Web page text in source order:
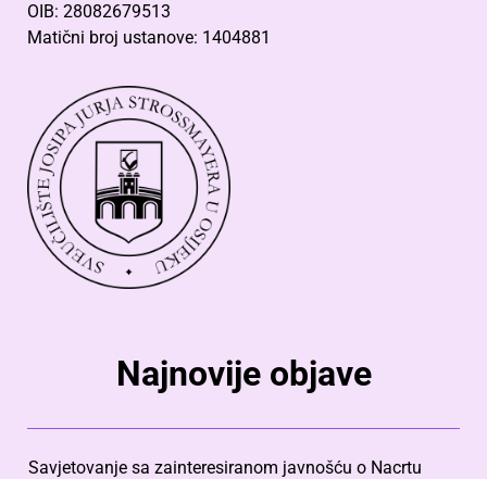
OIB: 28082679513
Matični broj ustanove: 1404881
Najnovije objave
Savjetovanje sa zainteresiranom javnošću o Nacrtu